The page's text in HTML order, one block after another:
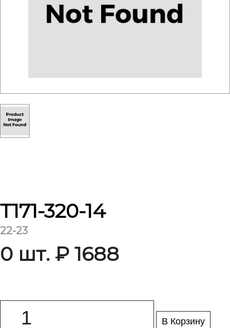
Т171-320-14
22-23
0 шт. ₽ 1688
В Корзину